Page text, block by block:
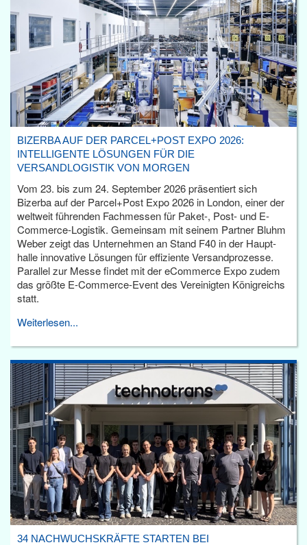
BIZERBA AUF DER PARCEL+POST EXPO 2026:
INTELLIGENTE LÖSUNGEN FÜR DIE
VERSANDLOGISTIK VON MORGEN
Vom 23. bis zum 24. September 2026 präsentiert sich
Bizerba auf der Parcel+Post Expo 2026 in London, einer der
weltweit führenden Fachmessen für Paket-, Post- und E-
Commerce-Logistik. Gemeinsam mit seinem Partner Bluhm
Weber zeigt das Unternehmen an Stand F40 in der Haupt­
halle innovative Lösungen für effiziente Versandprozesse.
Parallel zur Messe findet mit der eCommerce Expo zudem
das größte E-Commerce-Event des Vereinigten Königreichs
statt.
Weiterlesen...
34 NACHWUCHSKRÄFTE STARTEN BEI